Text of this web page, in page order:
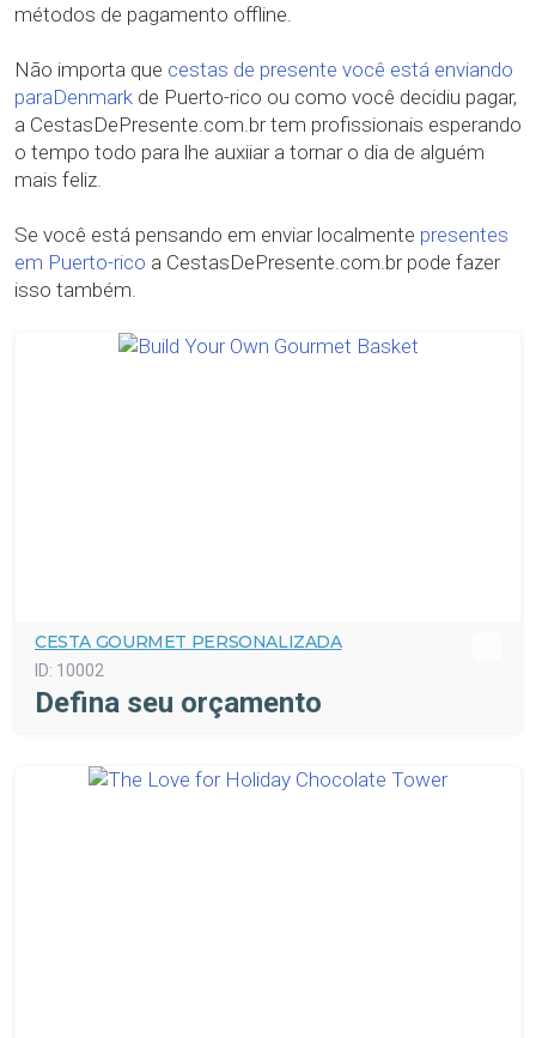
métodos de pagamento offline.
Não importa que cestas de presente você está enviando
paraDenmark de Puerto-rico ou como você decidiu pagar,
a CestasDePresente.com.br tem profissionais esperando
o tempo todo para lhe auxiiar a tornar o dia de alguém
mais feliz.
Se você está pensando em enviar localmente presentes
em Puerto-rico a CestasDePresente.com.br pode fazer
isso também.
CESTA GOURMET PERSONALIZADA
ID: 10002
Defina seu orçamento